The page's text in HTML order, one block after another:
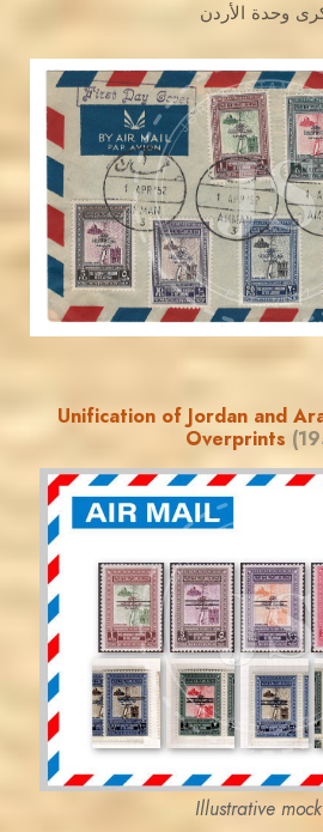
وحدة الأردن
JS
EST. 2007
Unification of Jordan and
Overprints
JS
EST. 2007
Illustrative